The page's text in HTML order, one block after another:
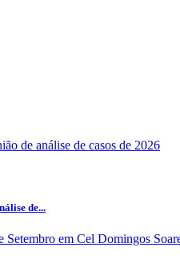
de...